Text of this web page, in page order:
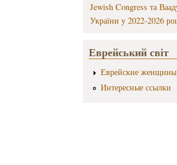
Jewish Congress та
України у 2022-2026
Еврейський світ
Еврейские женщины
Интересные ссылки